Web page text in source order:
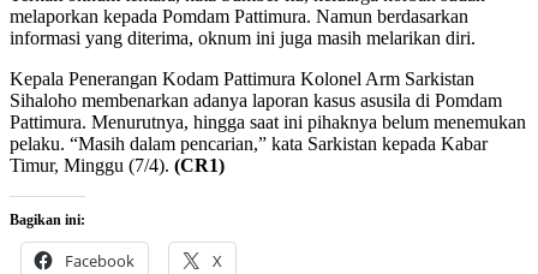
melaporkan kepada Pomdam Pattimura. Namun berdasarkan
informasi yang diterima, oknum ini juga masih melarikan diri.
Kepala Penerangan Kodam Pattimura Kolonel Arm Sarkistan
Sihaloho membenarkan adanya laporan kasus asusila di Pomdam
Pattimura. Menurutnya, hingga saat ini pihaknya belum menemukan
pelaku. “Masih dalam pencarian,” kata Sarkistan kepada Kabar
Timur, Minggu (7/4). (CR1)
Bagikan ini:
Facebook X